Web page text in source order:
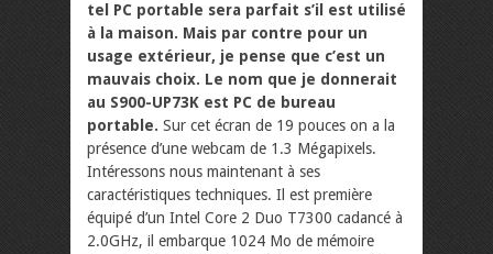
tel PC portable sera parfait s’il est utilisé
à la maison. Mais par contre pour un
usage extérieur, je pense que c’est un
mauvais choix. Le nom que je donnerait
au S900-UP73K est PC de bureau
portable. Sur cet écran de 19 pouces on a la
présence d’une webcam de 1.3 Mégapixels.
Intéressons nous maintenant à ses
caractéristiques techniques. Il est première
équipé d’un Intel Core 2 Duo T7300 cadancé à
2.0GHz, il embarque 1024 Mo de mémoire